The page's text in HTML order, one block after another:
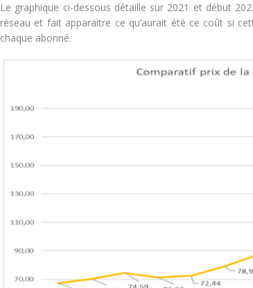
Le graphique ci-dessous détaille sur 2021 et début
réseau et fait apparaitre ce qu’aurait été ce coût si
chaque abonné.